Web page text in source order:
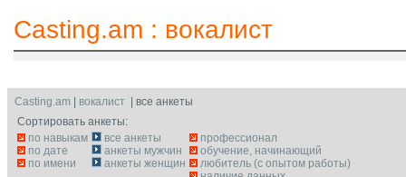
Casting.am : вокалист
Casting.am вокалист | все анкеты
Сортировать анкеты:
по навыкам
по дате
по имени
все анкеты
анкеты мужчин
анкеты женщин
профессионал
обучение, начинающий
любитель (с опытом работы)